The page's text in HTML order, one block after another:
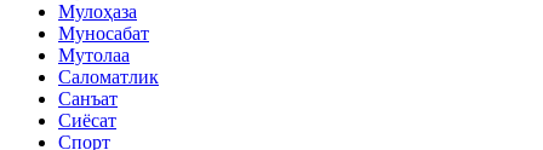
Мулоҳаза
Муносабат
Мутолаа
Саломатлик
Санъат
Сиёсат
Спорт